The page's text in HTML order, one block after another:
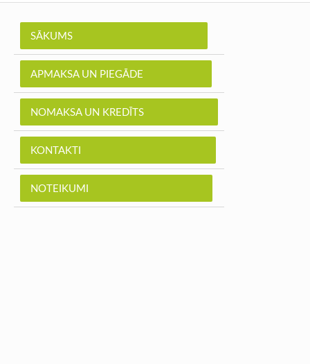
SĀKUMS
APMAKSA UN PIEGĀDE
NOMAKSA UN KREDĪTS
KONTAKTI
NOTEIKUMI